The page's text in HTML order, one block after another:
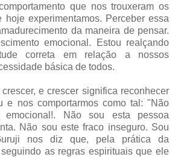
que nos trouxeram os
hoje experimentamos. Perceber essa
da maneira de pensar.
emocional. Estou realçando
correta em relação a nossos
básica de todos.
e crescer significa reconhecer
e nos comportarmos como tal: "Não
Não sou esta pessoa
Não sou este fraco inseguro. Sou
nos diz que, pela prática da
as regras espirituais que ele